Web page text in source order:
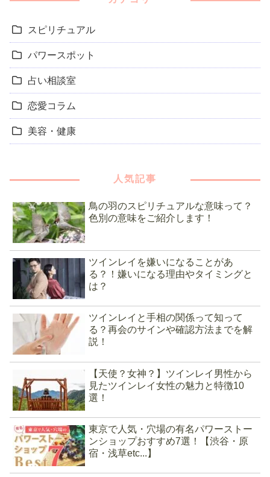
スピリチュアル
パワースポット
占い相談室
恋愛コラム
美容・健康
人気記事
鳥の羽のスピリチュアルな意味って？
色別の意味をご紹介します！
ツインレイを嫌いになることがあ
る？！嫌いになる理由やタイミングと
は？
ツインレイと手相の関係って知って
る？再会のサインや確認方法までを解
説！
【天使？女神？】ツインレイ男性から
見たツインレイ女性の魅力と特徴10
選！
東京で人気・穴場の有名パワーストー
ンショップおすすめ7選！【渋谷・原
宿・浅草etc...】